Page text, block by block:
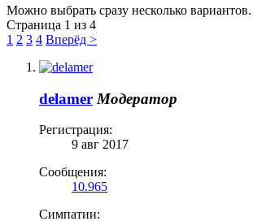
Можно выбрать сразу несколько вариантов.
Страница 1 из 4
1 2 3 4 Вперёд >
delamer Модератор
Регистрация:
9 авг 2017
Сообщения:
10.965
Симпатии: